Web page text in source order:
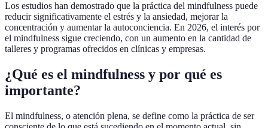
Los estudios han demostrado que la práctica del mindfulness puede
reducir significativamente el estrés y la ansiedad, mejorar la
concentración y aumentar la autoconciencia. En 2026, el interés por
el mindfulness sigue creciendo, con un aumento en la cantidad de
talleres y programas ofrecidos en clínicas y empresas.
¿Qué es el mindfulness y por qué es
importante?
El mindfulness, o atención plena, se define como la práctica de ser